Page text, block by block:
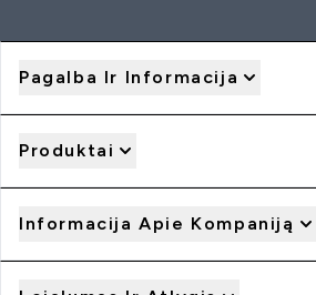
Pagalba Ir Informacija
Produktai
Informacija Apie Kompaniją